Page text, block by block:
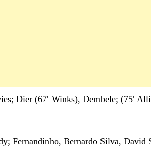
Dier (67′ Winks), Dembele; (75′
Fernandinho, Bernardo Silva, David